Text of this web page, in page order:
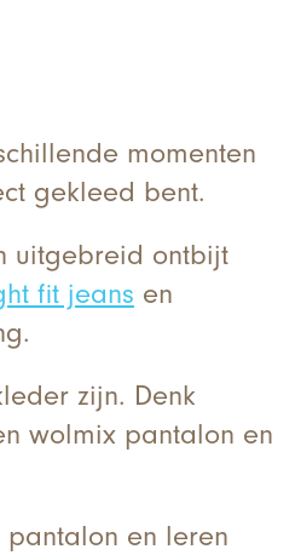
momenten
gekleed bent.
uitgebreid ontbijt
fit jeans en
zijn. Denk
wolmix pantalon en
en leren